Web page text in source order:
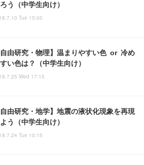
う（中学生向け）
Tue 15:00
自由研究・物理】温まりやすい色 or 冷め
い色は？（中学生向け）
Wed 17:15
自由研究・地学】地震の液状化現象を再現
う（中学生向け）
Tue 10:15